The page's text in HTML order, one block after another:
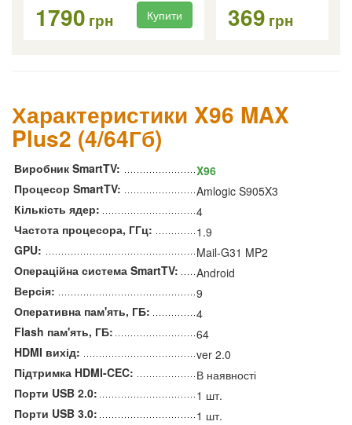
1790 грн Купити 369 грн
Характеристики X96 MAX
Plus2 (4/64Гб)
Виробник SmartTV:
X96
Процесор SmartTV:
Amlogic S905X3
Кількість ядер:
4
Частота процесора, ГГц:
1.9
GPU:
Mail-G31 MP2
Операційна система SmartTV:
Android
Версія:
9
Оперативна пам'ять, ГБ:
4
Flash пам'ять, ГБ:
64
HDMI вихід:
ver 2.0
Підтримка HDMI-CEC:
В наявності
Порти USB 2.0:
1 шт.
Порти USB 3.0:
1 шт.